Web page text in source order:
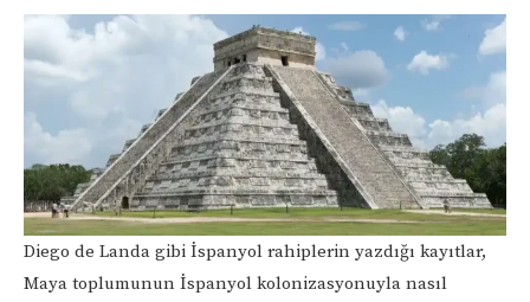
Diego de Landa gibi İspanyol rahiplerin yazdığı kayıtlar,
Maya toplumunun İspanyol kolonizasyonuyla nasıl